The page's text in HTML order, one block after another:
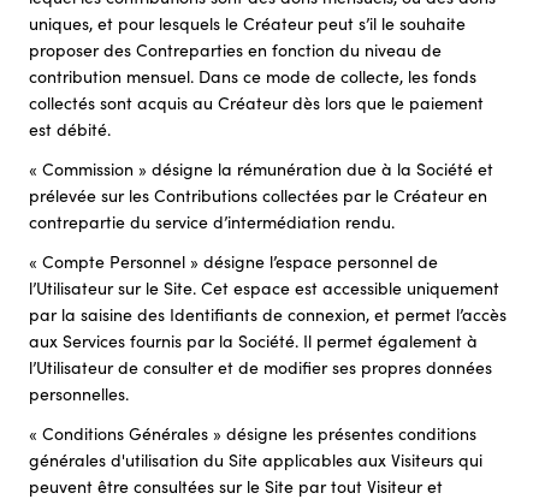
uniques, et pour lesquels le Créateur peut s’il le souhaite
proposer des Contreparties en fonction du niveau de
contribution mensuel. Dans ce mode de collecte, les fonds
collectés sont acquis au Créateur dès lors que le paiement
est débité.
« Commission » désigne la rémunération due à la Société et
prélevée sur les Contributions collectées par le Créateur en
contrepartie du service d’intermédiation rendu.
« Compte Personnel » désigne l’espace personnel de
l’Utilisateur sur le Site. Cet espace est accessible uniquement
par la saisine des Identifiants de connexion, et permet l’accès
aux Services fournis par la Société. Il permet également à
l’Utilisateur de consulter et de modifier ses propres données
personnelles.
« Conditions Générales » désigne les présentes conditions
générales d'utilisation du Site applicables aux Visiteurs qui
peuvent être consultées sur le Site par tout Visiteur et